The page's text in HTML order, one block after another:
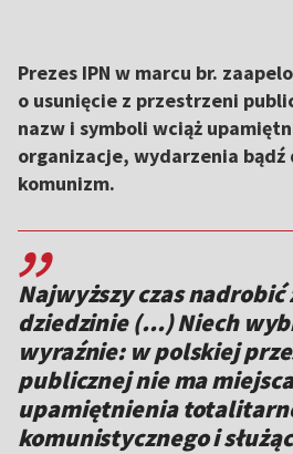
Prezes IPN w marcu br.
o usunięcie z przestrzeni
nazw i symboli wciąż
organizacje, wydarzenia
komunizm.
,,
Najwyższy czas nadrobić
dziedzinie (...) Niech
wyraźnie: w polskiej
publicznej nie ma
upamiętnienia
komunistycznego i